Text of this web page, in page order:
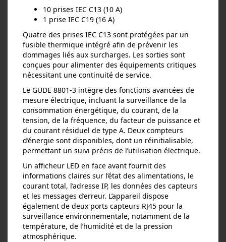
10 prises IEC C13 (10 A)
1 prise IEC C19 (16 A)
Quatre des prises IEC C13 sont protégées par un
fusible thermique intégré afin de prévenir les
dommages liés aux surcharges. Les sorties sont
conçues pour alimenter des équipements critiques
nécessitant une continuité de service.
Le GUDE 8801‑3 intègre des fonctions avancées de
mesure électrique, incluant la surveillance de la
consommation énergétique, du courant, de la
tension, de la fréquence, du facteur de puissance et
du courant résiduel de type A. Deux compteurs
d’énergie sont disponibles, dont un réinitialisable,
permettant un suivi précis de l’utilisation électrique.
Un afficheur LED en face avant fournit des
informations claires sur l’état des alimentations, le
courant total, l’adresse IP, les données des capteurs
et les messages d’erreur. L’appareil dispose
également de deux ports capteurs RJ45 pour la
surveillance environnementale, notamment de la
température, de l’humidité et de la pression
atmosphérique.